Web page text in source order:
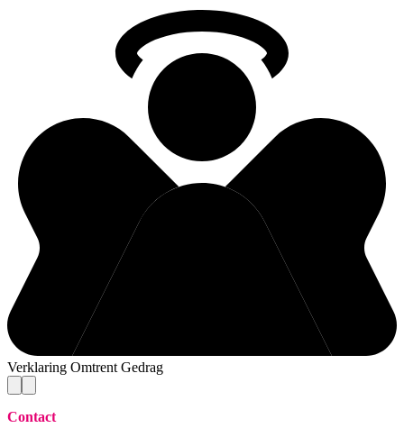
Verklaring Omtrent Gedrag
Contact